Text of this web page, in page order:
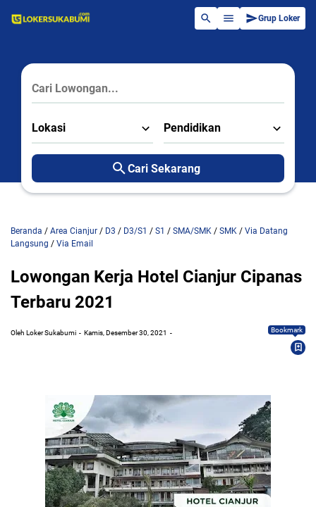
Grup Loker
Lokasi Pendidikan
Cari Sekarang
Beranda / Area Cianjur / D3 / D3/S1 / S1 / SMA/SMK / SMK / Via Datang
Langsung / Via Email
Lowongan Kerja Hotel Cianjur Cipanas
Terbaru 2021
Oleh Loker Sukabumi Kamis, Desember 30, 2021 Bookmark